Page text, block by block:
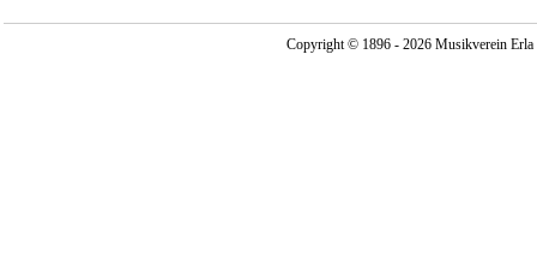
Copyright © 1896 - 2026 Musikverein Erla